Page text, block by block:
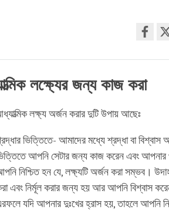
on
লক্ষ্যের জন্য কাজ করা
লক্ষ্য অর্জন করার দুটি উপায় আছেঃ
ভিত্তিতে- আমাদের মধ্যে শ্রদ্ধা বা
আপনি সেটার জন্য কাজ করেন এবং আপনার
নিশ্চিত হন যে, লক্ষ্যটি অর্জন করা সম্ভব।
এবং নির্মূল করার জন্য হয় আর আপনি বিশ্বাস
যদি আপনার দুঃখের হ্রাস হয়, তাহলে আপনি